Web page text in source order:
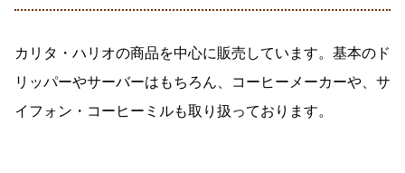
カリタ・ハリオの商品を中心に販売しています。基本のド
リッパーやサーバーはもちろん、コーヒーメーカーや、サ
イフォン・コーヒーミルも取り扱っております。